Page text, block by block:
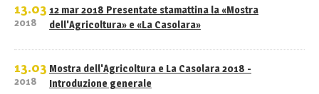
13.03
2018
12 mar 2018 Presentate stamattina la «Mostra
dell'Agricoltura» e «La Casolara»
13.03
2018
Mostra dell'Agricoltura e La Casolara 2018 -
Introduzione generale